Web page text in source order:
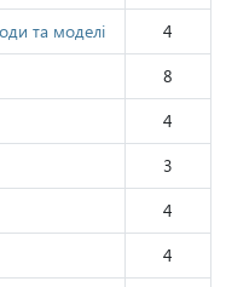
та моделі
4
8
4
3
4
4